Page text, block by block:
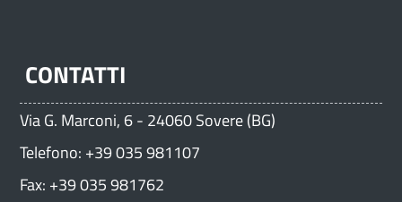
CONTATTI
Via G. Marconi, 6 - 24060 Sovere (BG)
Telefono: +39 035 981107
Fax: +39 035 981762